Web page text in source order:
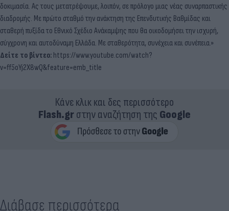
δοκιμασία. Ας τους μετατρέψουμε, λοιπόν, σε πρόλογο μιας νέας συναρπαστικής
διαδρομής. Με πρώτο σταθμό την ανάκτηση της Επενδυτικής Βαθμίδας και
σταθερή πυξίδα το Εθνικό Σχέδιο Ανάκαμψης που θα οικοδομήσει την ισχυρή,
σύγχρονη και αυτοδύναμη Ελλάδα. Με σταθερότητα, συνέχεια και συνέπεια.»
Δείτε το βίντεο: https://www.youtube.com/watch?
v=ff5oYj2X8wQ&feature=emb_title
Κάνε κλικ και δες περισσότερο
Flash.grστην αναζήτηση της Google
Διάβασε περισσότερα